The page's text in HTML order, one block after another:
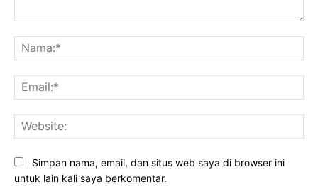
Simpan nama, email, dan situs web saya di browser ini
untuk lain kali saya berkomentar.